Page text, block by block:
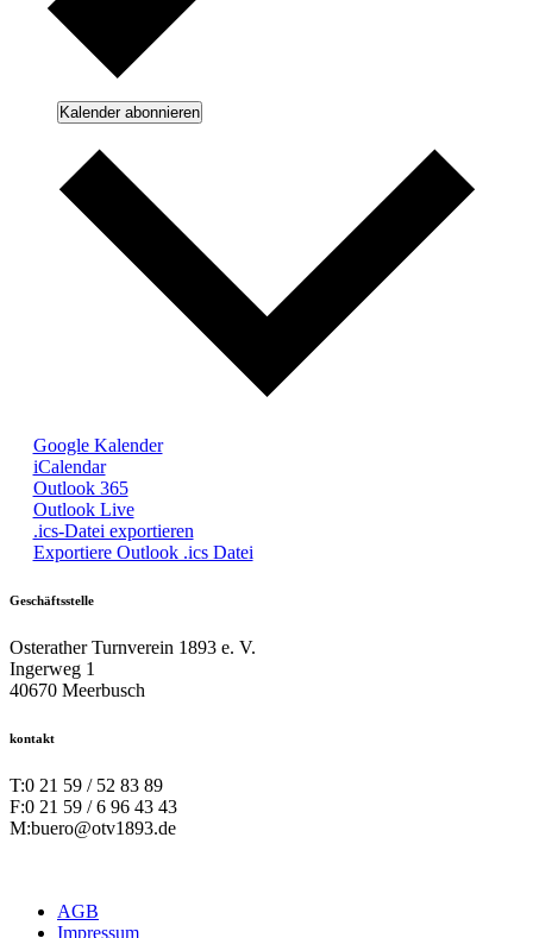
Kalender abonnieren
Google Kalender
iCalendar
Outlook 365
Outlook Live
.ics-Datei exportieren
Exportiere Outlook .ics Datei
Geschäftsstelle
Osterather Turnverein 1893 e. V.
Ingerweg 1
40670 Meerbusch
kontakt
T:0 21 59 / 52 83 89
F:0 21 59 / 6 96 43 43
M:buero@otv1893.de
AGB
Impressum